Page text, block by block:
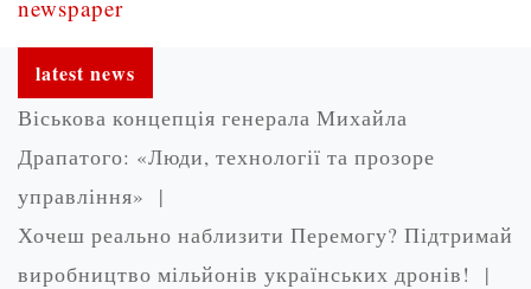
newspaper
latest news
Віськова концепція генерала Михайла
Драпатого: «Люди, технології та прозоре
управління» |
Хочеш реально наблизити Перемогу? Підтримай
виробництво мільйонів українських дронів! |